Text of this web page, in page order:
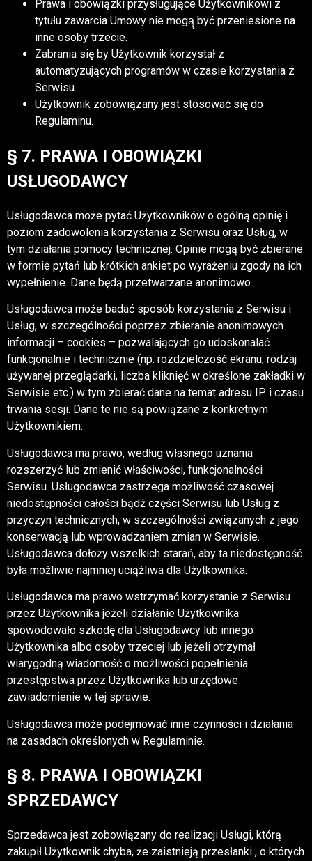
Prawa i obowiązki przysługujące Użytkownikowi z
tytułu zawarcia Umowy nie mogą̨ być przeniesione na
inne osoby trzecie.
Zabrania się by Użytkownik korzystał z
automatyzujących programów w czasie korzystania z
Serwisu.
Użytkownik zobowiązany jest stosować się do
Regulaminu.
§ 7. PRAWA I OBOWIĄZKI
USŁUGODAWCY
Usługodawca może pytać Użytkowników o ogólną opinię i
poziom zadowolenia korzystania z Serwisu oraz Usług, w
tym działania pomocy technicznej. Opinie mogą być zbierane
w formie pytań lub krótkich ankiet po wyrażeniu zgody na ich
wypełnienie. Dane będą przetwarzane anonimowo.
Usługodawca może badać sposób korzystania z Serwisu i
Usług, w szczególności poprzez zbieranie anonimowych
informacji – cookies – pozwalających go udoskonalać
funkcjonalnie i technicznie (np. rozdzielczość ekranu, rodzaj
używanej przeglądarki, liczba kliknięć w określone zakładki w
Serwisie etc.) w tym zbierać dane na temat adresu IP i czasu
trwania sesji. Dane te nie są powiązane z konkretnym
Użytkownikiem.
Usługodawca ma prawo, według własnego uznania
rozszerzyć lub zmienić właściwości, funkcjonalności
Serwisu. Usługodawca zastrzega możliwość czasowej
niedostępności całości bądź części Serwisu lub Usług z
przyczyn technicznych, w szczególności związanych z jego
konserwacją lub wprowadzaniem zmian w Serwisie.
Usługodawca dołoży wszelkich starań, aby ta niedostępność
była możliwie najmniej uciążliwa dla Użytkownika.
Usługodawca ma prawo wstrzymać korzystanie z Serwisu
przez Użytkownika jeżeli działanie Użytkownika
spowodowało szkodę dla Usługodawcy lub innego
Użytkownika albo osoby trzeciej lub jeżeli otrzymał
wiarygodną wiadomość o możliwości popełnienia
przestępstwa przez Użytkownika lub urzędowe
zawiadomienie w tej sprawie.
Usługodawca może podejmować inne czynności i działania
na zasadach określonych w Regulaminie.
§ 8. PRAWA I OBOWIĄZKI
SPRZEDAWCY
Sprzedawca jest zobowiązany do realizacji Usługi, którą
zakupił Użytkownik chyba, że zaistnieją przesłanki , o których